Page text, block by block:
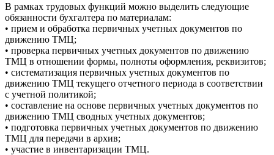
В рамках трудовых функций можно выделить следующие
обязанности бухгалтера по материалам:
• прием и обработка первичных учетных документов по
движению ТМЦ;
• проверка первичных учетных документов по движению
ТМЦ в отношении формы, полноты оформления, реквизитов;
• систематизация первичных учетных документов по
движению ТМЦ текущего отчетного периода в соответствии
с учетной политикой;
• составление на основе первичных учетных документов по
движению ТМЦ сводных учетных документов;
• подготовка первичных учетных документов по движению
ТМЦ для передачи в архив;
• участие в инвентаризации ТМЦ.